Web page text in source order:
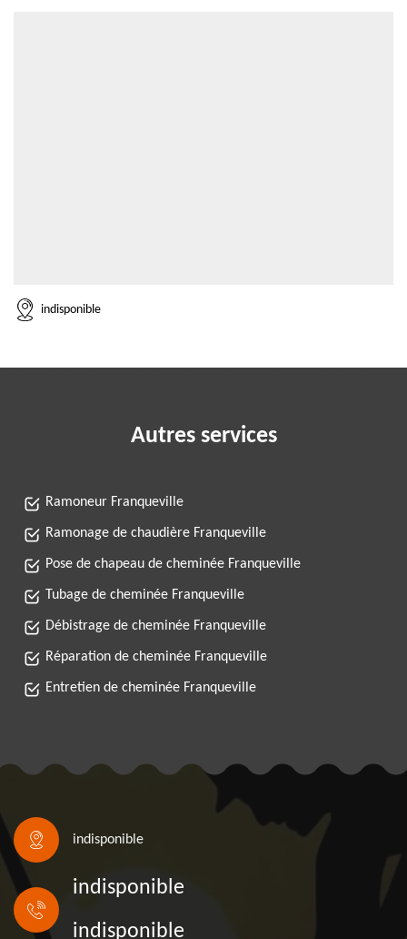
indisponible
Autres services
Ramoneur Franqueville
Ramonage de chaudière Franqueville
Pose de chapeau de cheminée Franqueville
Tubage de cheminée Franqueville
Débistrage de cheminée Franqueville
Réparation de cheminée Franqueville
Entretien de cheminée Franqueville
indisponible
indisponible
indisponible